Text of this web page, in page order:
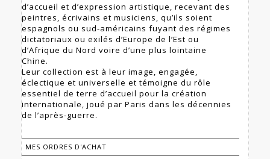
d’accueil et d’expression artistique, recevant des
peintres, écrivains et musiciens, qu’ils soient
espagnols ou sud-américains fuyant des régimes
dictatoriaux ou exilés d’Europe de l’Est ou
d’Afrique du Nord voire d’une plus lointaine
Chine.
Leur collection est à leur image, engagée,
éclectique et universelle et témoigne du rôle
essentiel de terre d’accueil pour la création
internationale, joué par Paris dans les décennies
de l’après-guerre.
MES ORDRES D'ACHAT